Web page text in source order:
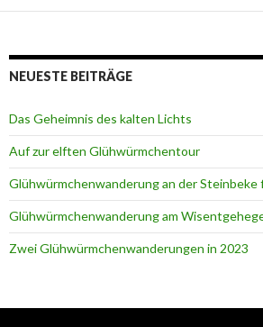
NEUESTE BEITRÄGE
Das Geheimnis des kalten Lichts
Auf zur elften Glühwürmchentour
Glühwürmchenwanderung an der
Glühwürmchenwanderung am
Zwei Glühwürmchenwanderungen in 2023